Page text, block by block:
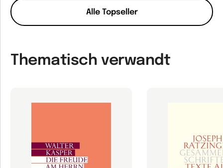
Alle Topseller
Thematisch verwandt